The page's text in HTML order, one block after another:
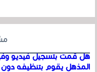
هل قمت بتسجيل فيديو
المذهل يقوم بتنظيفه دون